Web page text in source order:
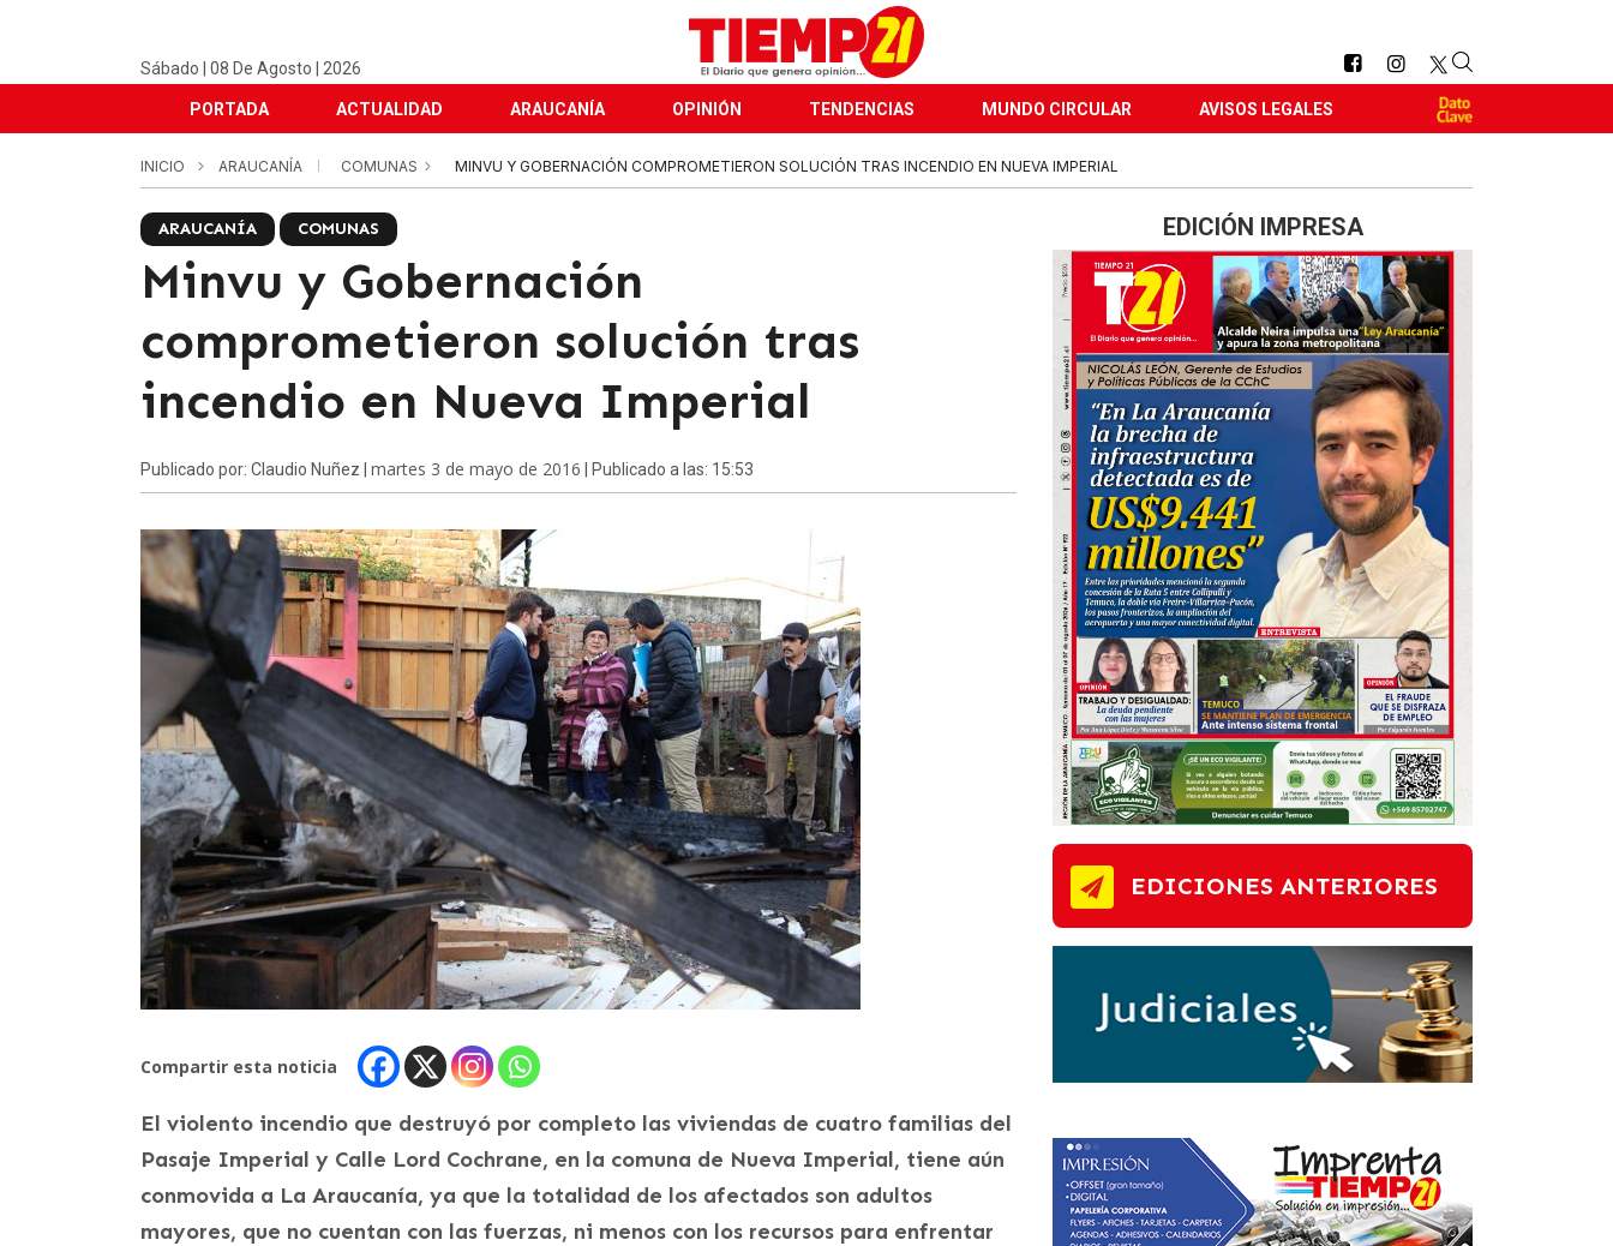
Sábado | 08 De Agosto | 2026
PORTADA ACTUALIDAD ARAUCANÍA OPINIÓN TENDENCIAS MUNDO CIRCULAR AVISOS LEGALES
INICIO ARAUCANÍA COMUNAS MINVU Y GOBERNACIÓN COMPROMETIERON SOLUCIÓN TRAS INCENDIO EN NUEVA IMPERIAL
ARAUCANÍA COMUNAS
Minvu y Gobernación
comprometieron solución tras
incendio en Nueva Imperial
Publicado por: Claudio Nuñez | martes 3 de mayo de 2016 | Publicado a las: 15:53
Compartir esta noticia
El violento incendio que destruyó por completo las viviendas de cuatro familias del
Pasaje Imperial y Calle Lord Cochrane, en la comuna de Nueva Imperial, tiene aún
conmovida a La Araucanía, ya que la totalidad de los afectados son adultos
mayores, que no cuentan con las fuerzas, ni menos con los recursos para enfrentar
EDICIÓN IMPRESA
EDICIONES ANTERIORES